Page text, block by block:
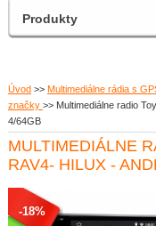
Úvod >> Multimediálne rádia s
značky >> Multimediálne radio
4/64GB
MULTIMEDIÁLNE
RAV4- HILUX -
-18%
Produkty